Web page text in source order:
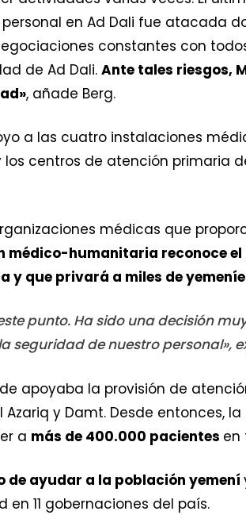
en Ad Dali fue atacada
constantes con
de Ad Dali. Ante tales riesgos,
, añade Berg.
a las cuatro instalaciones
los centros de atención primaria
médicas que
médico-humanitaria reconoce
y que privará a miles de
punto. Ha sido una decisión
de nuestro personal»,
apoyaba la provisión de
y Damt. Desde entonces,
a más de 400.000 pacientes en
de ayudar a la población yemení
11 gobernaciones del país.